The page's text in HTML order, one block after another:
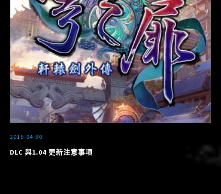
2015-04-30
DLC 與1.04 更新注意事項